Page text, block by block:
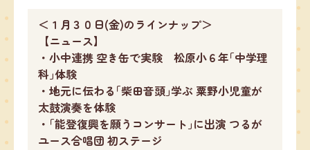
＜１月３０日(金)のラインナップ＞
【ニュース】
・小中連携 空き缶で実験 松原小６年｢中学理
科｣体験
・地元に伝わる｢柴田音頭｣学ぶ 粟野小児童が
太鼓演奏を体験
・｢能登復興を願うコンサート｣に出演 つるが
ユース合唱団 初ステージ